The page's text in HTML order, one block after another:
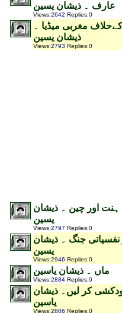
عارف ۔ ذیشان یسین
Views:2642 Replies:0
کےحلاف مغربی میڈیا ۔
ذیشان یسین
Views:2793 Replies:0
ہنت اور چین ۔ ذیشان
یسین
Views:2797 Replies:0
نفسیاتی جنگ ۔ ذیشان
یسین
Views:2946 Replies:0
ماں ۔ ذیشان یاسین
Views:2884 Replies:0
کر لیں۔ ذیشان
یاسین
Views:2806 Replies:0